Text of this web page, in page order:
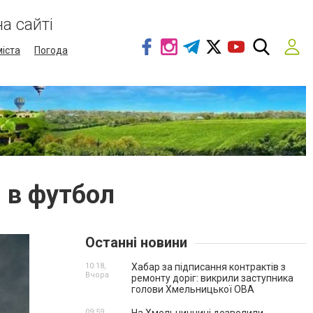
сайті
Погода
футбол
Останні новини
Хабар за підписання контрактів з
ремонту доріг: викрили заступника
голови Хмельницької ОВА
10:18,
Вчора